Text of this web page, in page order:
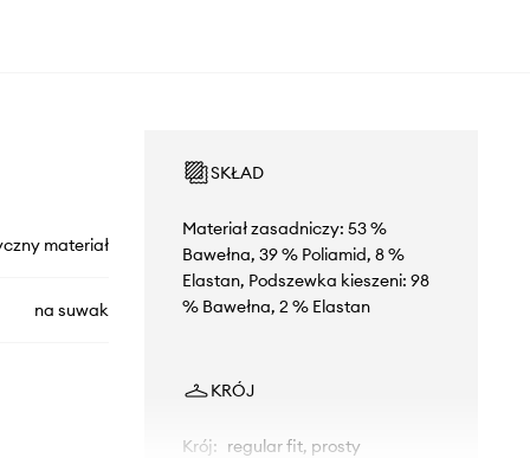
materiał
na suwak
SKŁAD
Materiał zasadniczy: 53 %
Bawełna, 39 % Poliamid, 8 %
Elastan, Podszewka kieszeni: 98
% Bawełna, 2 % Elastan
KRÓJ
Krój: regular fit, prosty